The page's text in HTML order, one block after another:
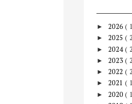
► 2026 (
► 2025 (
► 2024(
► 2023 (
► 2022 (
► 2021 (
► 2020 (